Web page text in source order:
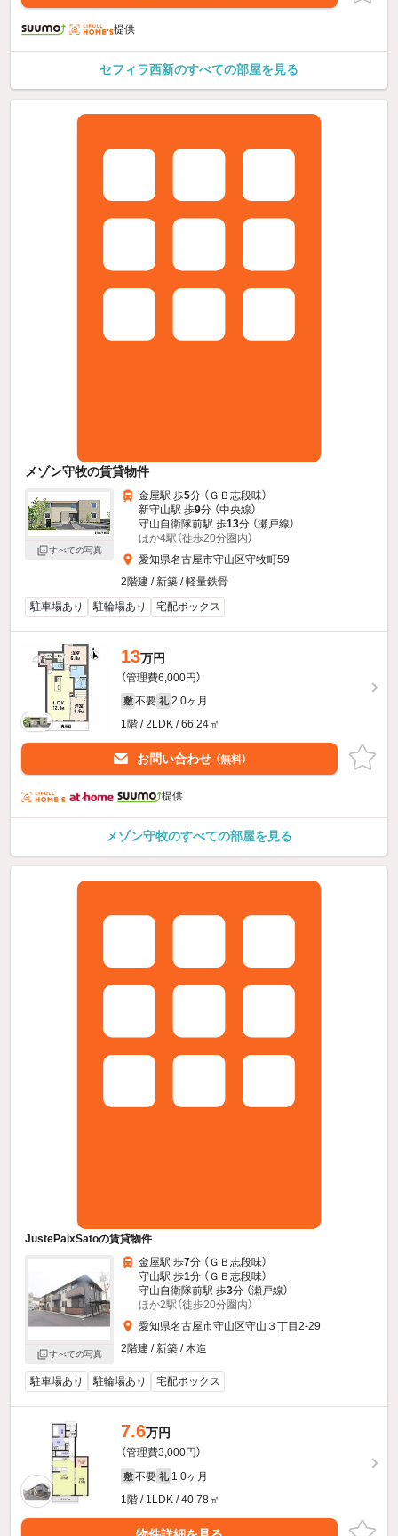
提供
セフィラ西新のすべての部屋を見る
メゾン守牧の賃貸物件
すべての写真
金屋駅 歩5分 （ＧＢ志段味）
新守山駅 歩9分 （中央線）
守山自衛隊前駅 歩13分 （瀬戸線）
ほか4駅（徒歩20分圏内）
愛知県名古屋市守山区守牧町59
2階建 / 新築 / 軽量鉄骨
駐車場あり
駐輪場あり 宅配ボックス
13万円
（管理費6,000円）
敷 不要 礼 2.0ヶ月
1階 / 2LDK / 66.24㎡
お問い合わせ （無料）
提供
メゾン守牧のすべての部屋を見る
JustePaixSatoの賃貸物件
すべての写真
金屋駅 歩7分 （ＧＢ志段味）
守山駅 歩1分 （ＧＢ志段味）
守山自衛隊前駅 歩3分 （瀬戸線）
ほか2駅（徒歩20分圏内）
愛知県名古屋市守山区守山３丁目2-29
2階建 / 新築 / 木造
駐車場あり 駐輪場あり 宅配ボックス
7.6万円
（管理費3,000円）
敷 不要 礼 1.0ヶ月
1階 / 1LDK / 40.78㎡